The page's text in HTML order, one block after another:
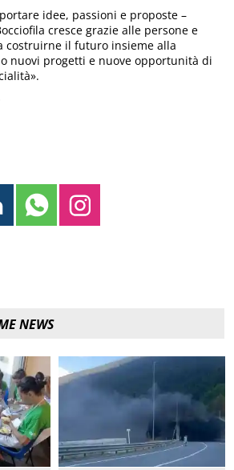
idee, passioni e proposte –
cresce grazie alle persone e
costruirne il futuro insieme alla
nuovi progetti e nuove opportunità di
NEWS